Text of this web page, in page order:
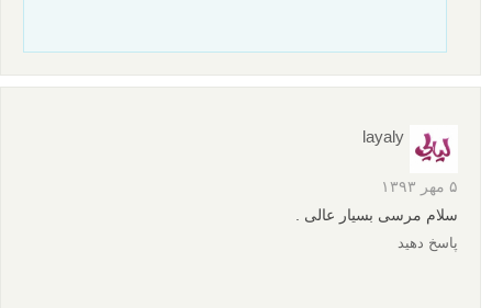
layaly
۵ مهر ۱۳۹۳
سلام مرسی بسیار عالی .
پاسخ دهید